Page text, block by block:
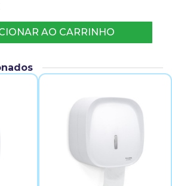
AO CARRINHO